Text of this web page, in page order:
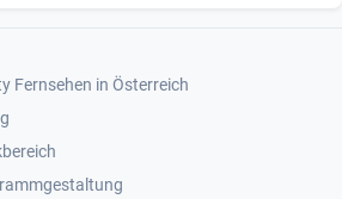
Fernsehen in Österreich